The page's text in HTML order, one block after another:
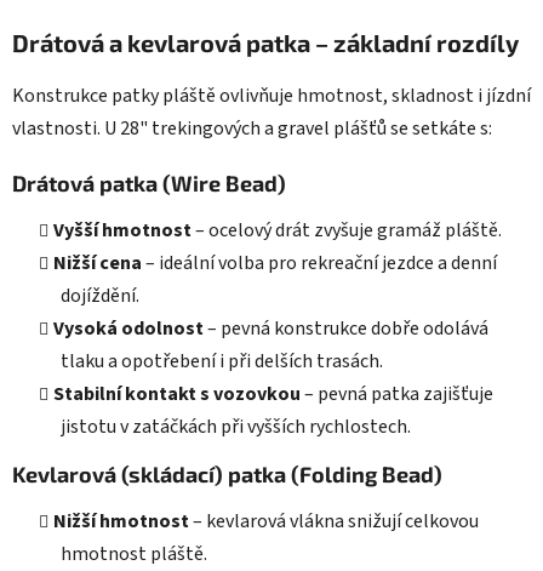
Drátová a kevlarová patka – základní rozdíly
Konstrukce patky pláště ovlivňuje hmotnost, skladnost i jízdní
vlastnosti. U 28" trekingových a gravel plášťů se setkáte s:
Drátová patka (Wire Bead)
Vyšší hmotnost– ocelový drát zvyšuje gramáž pláště.
Nižší cena– ideální volba pro rekreační jezdce a denní
dojíždění.
Vysoká odolnost– pevná konstrukce dobře odolává
tlaku a opotřebení i při delších trasách.
Stabilní kontakt s vozovkou– pevná patka zajišťuje
jistotu v zatáčkách při vyšších rychlostech.
Kevlarová (skládací) patka (Folding Bead)
Nižší hmotnost– kevlarová vlákna snižují celkovou
hmotnost pláště.